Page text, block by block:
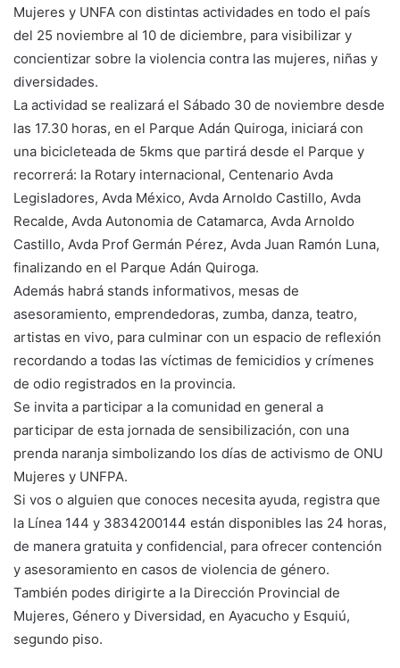
Mujeres y UNFA con distintas actividades en todo el país
del 25 noviembre al 10 de diciembre, para visibilizar y
concientizar sobre la violencia contra las mujeres, niñas y
diversidades.
La actividad se realizará el Sábado 30 de noviembre desde
las 17.30 horas, en el Parque Adán Quiroga, iniciará con
una bicicleteada de 5kms que partirá desde el Parque y
recorrerá: la Rotary internacional, Centenario Avda
Legisladores, Avda México, Avda Arnoldo Castillo, Avda
Recalde, Avda Autonomia de Catamarca, Avda Arnoldo
Castillo, Avda Prof Germán Pérez, Avda Juan Ramón Luna,
finalizando en el Parque Adán Quiroga.
Además habrá stands informativos, mesas de
asesoramiento, emprendedoras, zumba, danza, teatro,
artistas en vivo, para culminar con un espacio de reflexión
recordando a todas las víctimas de femicidios y crímenes
de odio registrados en la provincia.
Se invita a participar a la comunidad en general a
participar de esta jornada de sensibilización, con una
prenda naranja simbolizando los días de activismo de ONU
Mujeres y UNFPA.
Si vos o alguien que conoces necesita ayuda, registra que
la Línea 144 y 3834200144 están disponibles las 24 horas,
de manera gratuita y confidencial, para ofrecer contención
y asesoramiento en casos de violencia de género.
También podes dirigirte a la Dirección Provincial de
Mujeres, Género y Diversidad, en Ayacucho y Esquiú,
segundo piso.